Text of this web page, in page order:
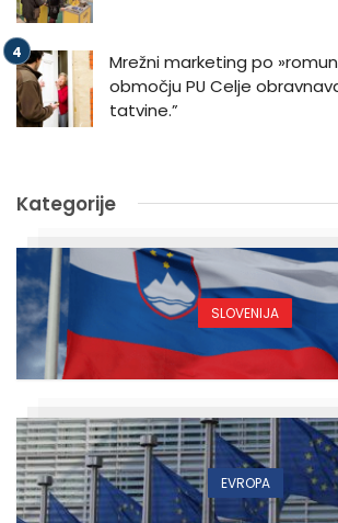
Mrežni marketing po
območju PU Celje
tatvine.”
Kategorije
SLOVENIJA
EVROPA